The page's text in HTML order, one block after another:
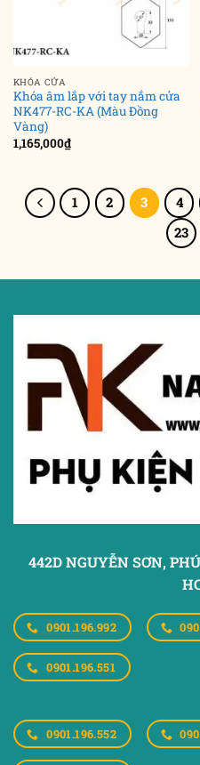
KHÓA CỬA
Khóa âm lắp với tay nắm cửa
NK477-RC-KA (Màu Đồng
Vàng)
1,165,000₫
1 2 3 4
23
442D NGUYỄN SƠN,
0901.196.992
0901.196.551
0901.196.552